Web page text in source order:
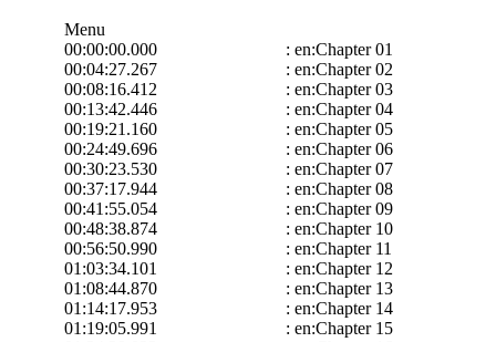
Menu
00:00:00.000 : en:Chapter 01
00:04:27.267 : en:Chapter 02
00:08:16.412 : en:Chapter 03
00:13:42.446 : en:Chapter 04
00:19:21.160 : en:Chapter 05
00:24:49.696 : en:Chapter 06
00:30:23.530 : en:Chapter 07
00:37:17.944 : en:Chapter 08
00:41:55.054 : en:Chapter 09
00:48:38.874 : en:Chapter 10
00:56:50.990 : en:Chapter 11
01:03:34.101 : en:Chapter 12
01:08:44.870 : en:Chapter 13
01:14:17.953 : en:Chapter 14
01:19:05.991 : en:Chapter 15